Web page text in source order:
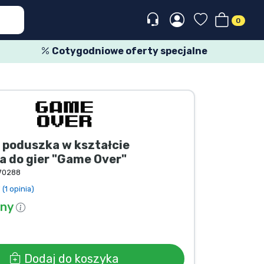
0
Cotygodniowe oferty specjalne
w kształcie
do gier "Game Over"
(1 opinia)
Dodaj do koszyka